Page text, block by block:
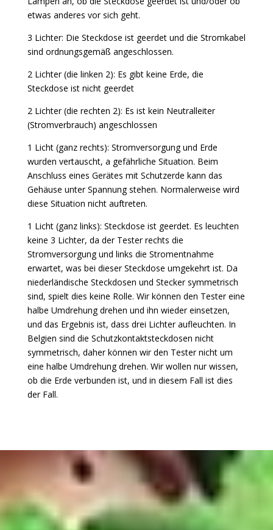
etwas anderes vor sich geht.
3 Lichter: Die Steckdose ist geerdet und die Stromkabel
sind ordnungsgemäß angeschlossen.
2 Lichter (die linken 2): Es gibt keine Erde, die
Steckdose ist nicht geerdet
2 Lichter (die rechten 2): Es ist kein Neutralleiter
(Stromverbrauch) angeschlossen
1 Licht (ganz rechts): Stromversorgung und Erde
wurden vertauscht, a gefährliche Situation. Beim
Anschluss eines Gerätes mit Schutzerde kann das
Gehäuse unter Spannung stehen. Normalerweise wird
diese Situation nicht auftreten.
1 Licht (ganz links): Steckdose ist geerdet. Es leuchten
keine 3 Lichter, da der Tester rechts die
Stromversorgung und links die Stromentnahme
erwartet, was bei dieser Steckdose umgekehrt ist. Da
niederländische Steckdosen und Stecker symmetrisch
sind, spielt dies keine Rolle. Wir können den Tester eine
halbe Umdrehung drehen und ihn wieder einsetzen,
und das Ergebnis ist, dass drei Lichter aufleuchten. In
Belgien sind die Schutzkontaktsteckdosen nicht
symmetrisch, daher können wir den Tester nicht um
eine halbe Umdrehung drehen. Wir wollen nur wissen,
ob die Erde verbunden ist, und in diesem Fall ist dies
der Fall.